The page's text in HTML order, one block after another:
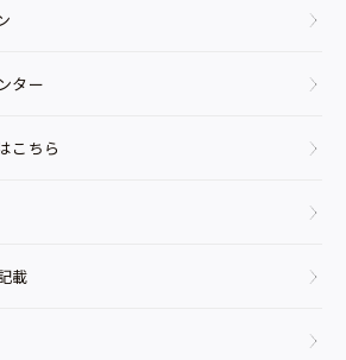
ター
こちら
載